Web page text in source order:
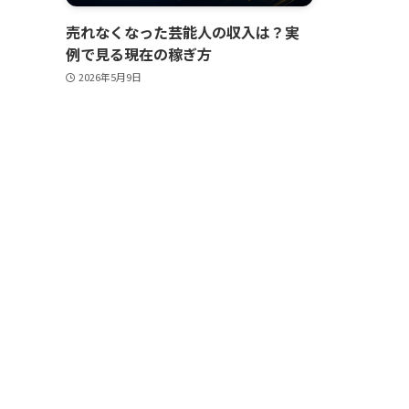
売れなくなった芸能人の収入は？実
例で見る現在の稼ぎ方
2026年5月9日